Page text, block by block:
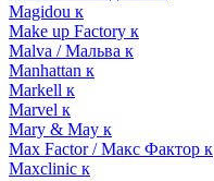
Magidou к
Make up Factory к
Malva / Мальва к
Manhattan к
Markell к
Marvel к
Mary & May к
Max Factor / Макс Фактор к
Maxclinic к